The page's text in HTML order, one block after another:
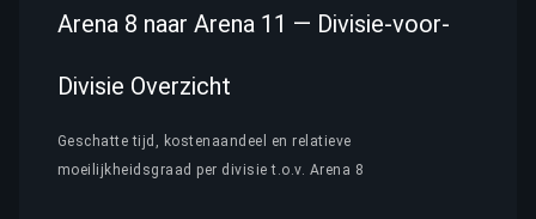
Arena 8 naar Arena 11 — Divisie-voor-
Divisie Overzicht
Geschatte tijd, kostenaandeel en relatieve
moeilijkheidsgraad per divisie t.o.v. Arena 8